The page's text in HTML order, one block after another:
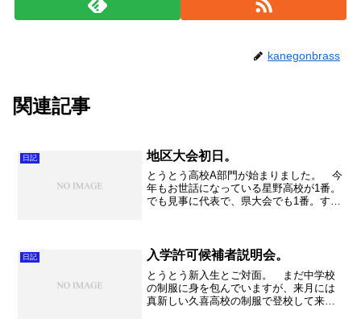
kanegonbrass
関連記事
日記 地区大会初日。
とうとう高校A部門が始まりました。 今
年もお世話になっている星野高校が1番。
でも見事に代表で、県大会でも1番。すが
の象徴」は本当にマ...
日記 入学許可候補者説明会。
とうとう新入生とご対面。 まだ中学校
の制服に身を包んでいますが、来月には
真新しい久喜高校の制服で登校して来る